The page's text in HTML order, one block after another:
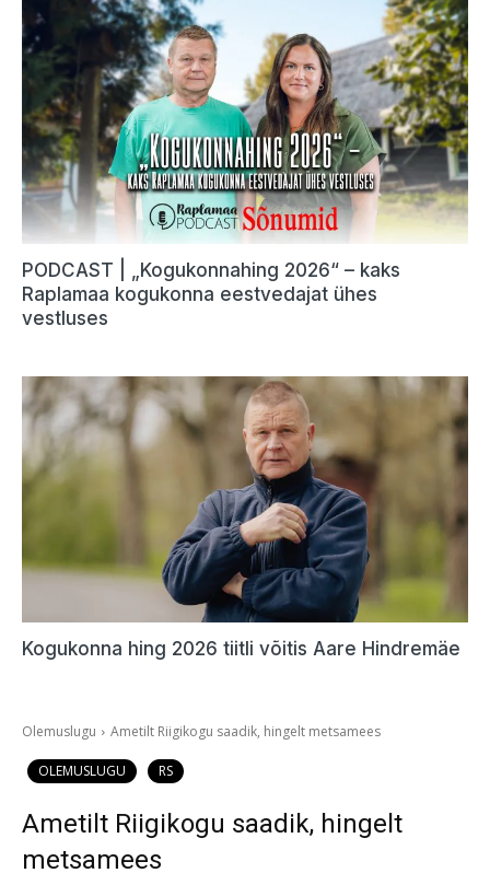
PODCAST | „Kogukonnahing 2026“ – kaks
Raplamaa kogukonna eestvedajat ühes
vestluses
Kogukonna hing 2026 tiitli võitis Aare Hindremäe